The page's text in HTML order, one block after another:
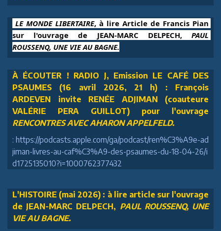
LE MONDE LIBERTAIRE, à lire Article de Francis Pian
sur l'ouvrage de JEAN-MARC DELPECH, PAUL
ROUSSENQ, UNE VIE AU BAGNE.
À ÉCOUTER ! RADIO J, Emission LE CAFÉ DES
PSAUMES (16 avril 2026, 21 h) : François
ARDEVEN invite RENÉE ADJIMAN (coauteure
VALÉRIE PERA GUILLOT) pour l'ouvrage
RENCONTRES AVEC AHARON APPELFELD.
: https://podcasts.apple.com/ga/podcast/ren%C3%A9e-ad
jiman-livres-au-caf%C3%A9-des-psaumes-du-18-04-26/i
d1725135010?i=1000762377432
L'HISTOIRE (mai 2026) : à lire article sur l'ouvrage
de JEAN-MARC DELPECH, PAUL ROUSSENQ, UNE
VIE AU BAGNE.